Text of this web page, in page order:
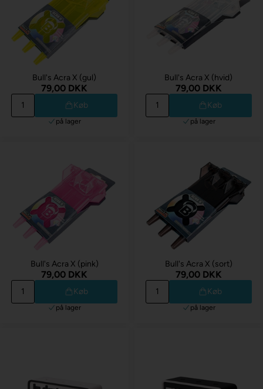
Bull's Acra X (gul)
79,00 DKK
Køb
på lager
Bull's Acra X (hvid)
79,00 DKK
Køb
på lager
Bull's Acra X (pink)
79,00 DKK
Køb
på lager
Bull's Acra X (sort)
79,00 DKK
Køb
på lager